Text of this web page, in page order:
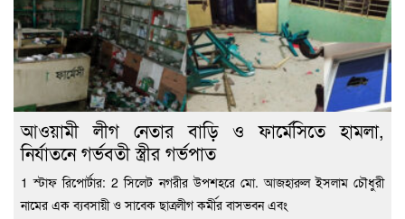
আওয়ামী লীগ নেতার বাড়ি ও ফার্মেসিতে হামলা,
নির্যাতনে গর্ভবতী স্ত্রীর গর্ভপাত
1 স্টাফ রিপোর্টার: 2 সিলেট নগরীর উপশহরে মো. আজহারুল ইসলাম চৌধুরী
নামের এক ব্যবসায়ী ও সাবেক ছাত্রলীগ কর্মীর বাসভবন এবং